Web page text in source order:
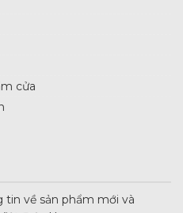
cửa
tin về sản phẩm mới và